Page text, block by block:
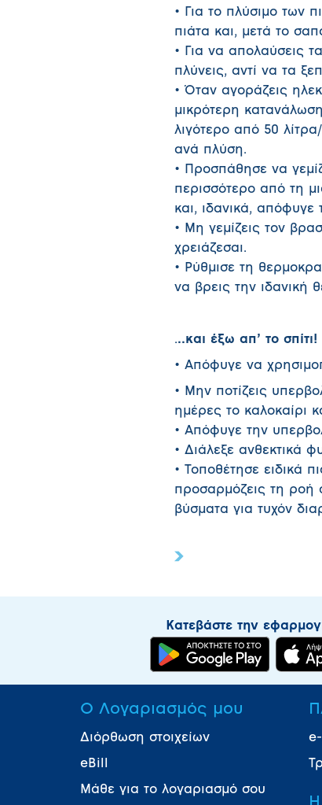
• Για το πλύσιμο των
πιάτα και, μετά το
• Για να απολαύσεις
πλύνεις, αντί να τα
• Όταν αγοράζεις
μικρότερη
λιγότερο από 50
ανά πλύση.
• Προσπάθησε να
περισσότερο από τη
και, ιδανικά,
• Μη γεμίζεις τον
χρειάζεσαι.
• Ρύθμισε τη
να βρεις την ιδανική
...και έξω απ’ το σπίτι!
• Απόφυγε να
• Μην ποτίζεις
ημέρες το καλοκαίρι
• Απόφυγε την
• Διάλεξε ανθεκτικά
• Τοποθέτησε ειδικά
προσαρμόζεις τη ροή
βύσματα για τυχόν
Κατεβάστε την
Ο Λογαριασμός μου
Διόρθωση στοιχείων
eBill
Μάθε για το λογαριασμό σου